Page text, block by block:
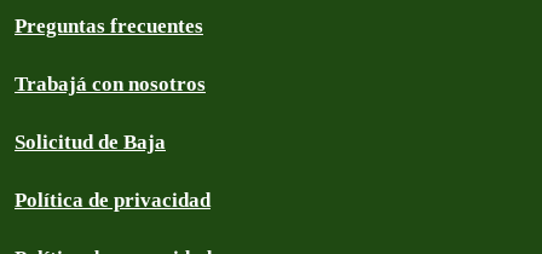
Preguntas frecuentes
Trabajá con nosotros
Solicitud de Baja
Política de privacidad